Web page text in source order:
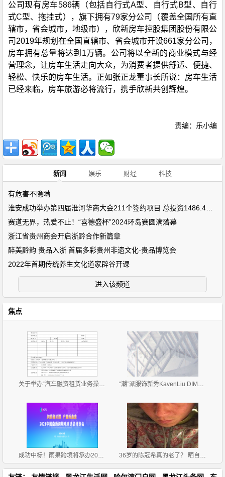
公司现有房车586辆（包括自行式A型、自行式B型、自行
式C型、拖挂式），旗下拥有79家分公司（覆盖全国所有直
辖市，省会城市，地级市），欣新房车控股集团股份有限公
司2019年规划在全国直辖市、省会城市开设661家分公司，
房车拥有总量将达到1万辆。公司将以全新的商业模式与经
营理念，让房车生活走向大众，为消费者提供舒适、便捷、
轻松、快乐的房车生活。正如张正龙董事长所说：房车生活
已经来临，房车旅游必将流行，携手欣新共创辉煌。
责编：乐小编
新闻 娱乐 财经 科技
有危害不隐瞒
赛道无界，热爱不止！“喜德盛杯”2024环岛赛圆满落幕
浙江省贵州商会开启浙黔合作新篇章
醉美黔韵 贵品入浙 首届多彩贵州非遗文化-贵品博览会
2022年首期传统养生文化道家辟谷开课
进入该频道
焦点
关于举办“汽车融资租赁业务操作流程、风险控制与 租 “潮”派服饰新秀KavenLiu DIMOR 2019招商正式拉开帷
成功中标！雨果跨境将承办2021中国南通跨境电商选品博 36岁的陈冠希真的老了？ 晒自拍被称满脸黑斑